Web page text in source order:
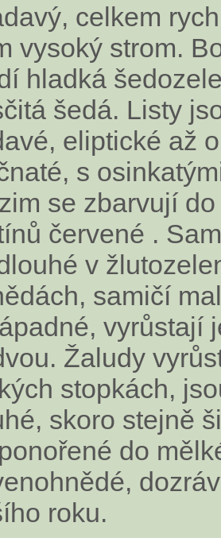
celkem
vysoký strom.
hladká
šedá. Listy
eliptické až
s
se zbarvují
červené .
v
samičí
vyrůstají
Žaludy
stopkách,
skoro stejně
do
roku.